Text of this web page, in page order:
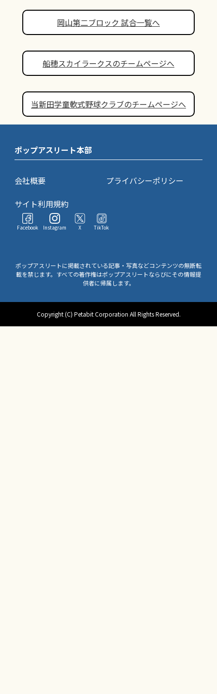
岡山第二ブロック 試合一覧へ
船穂スカイラークスのチームページへ
当新田学童軟式野球クラブのチームページへ
ポップアスリート本部
会社概要
プライバシーポリシー
サイト利用規約
Facebook Instagram X TikTok
ポップアスリートに掲載されている記事・写真などコンテンツの無断転
載を禁じます。すべての著作権はポップアスリートならびにその情報提
供者に帰属します。
Copyright (C) Petabit Corporation All Rights Reserved.